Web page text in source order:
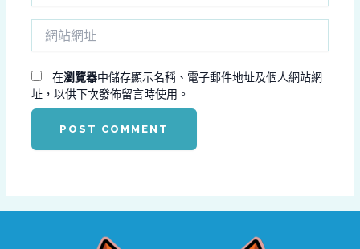
*址
在瀏覽器中儲存顯示名稱、電子郵件地址及個人網站網
址，以供下次發佈留言時使用。